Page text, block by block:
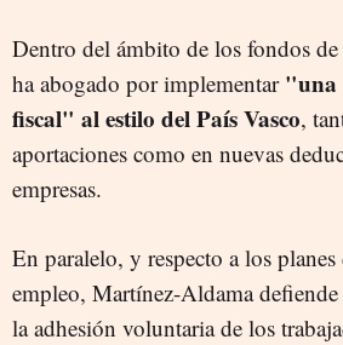
Dentro del ámbito de los fondos
ha abogado por implementar "una
fiscal" al estilo del País Vasco,
aportaciones como en nuevas
empresas.
En paralelo, y respecto a los planes
empleo, Martínez-Aldama
la adhesión voluntaria de los